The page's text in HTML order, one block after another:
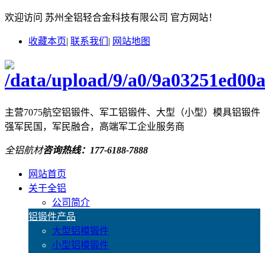
欢迎访问 苏州全铝轻合金科技有限公司 官方网站！
收藏本页| 联系我们 | 网站地图
主营7075航空铝锻件、军工铝锻件、大型（小型）模具铝锻件
强军民国，军民融合，高端军工企业服务商
全铝航材咨询热线： 177-6188-7888
网站首页
关于全铝
公司简介
铝锻件产品
大型铝模锻件
小型铝模锻件